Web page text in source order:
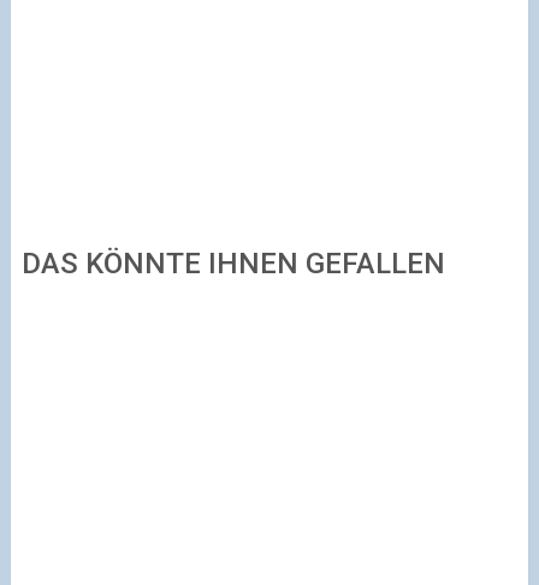
DAS KÖNNTE IHNEN GEFALLEN